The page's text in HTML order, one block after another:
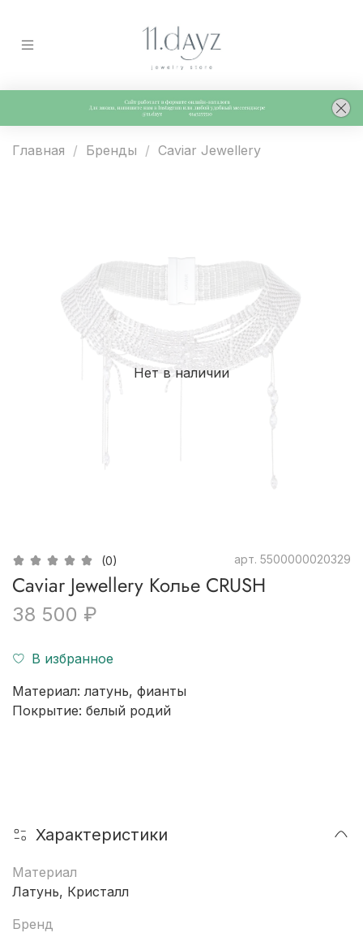
Главная Бренды Caviar Jewellery
Нет в наличии
(0) арт. 5500000020329
Caviar Jewellery Колье CRUSH
38 500 ₽
В избранное
Материал: латунь, фианты
Покрытие: белый родий
Характеристики
Материал
Латунь, Кристалл
Бренд